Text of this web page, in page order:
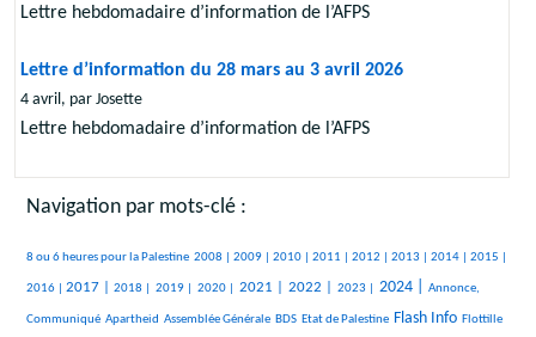
Lettre hebdomadaire d’information de l’AFPS
Lettre d’information du 28 mars au 3 avril 2026
4 avril, par Josette
Lettre hebdomadaire d’information de l’AFPS
Navigation par mots-clé :
434/2805
8 ou 6 heures pour la Palestine
61/2805 2008 |
119/2805 2009 |
87/2805 2010 |
373/2805 2011 |
387/2805 2012 |
179/2805 2013 |
92/2805 2014 |
148/2805 2015 |
437/2805
2016 |
718/2805
2017 |
179/2805 2018 |
146/2805 2019 |
115/2805 2020 |
925/2805 2021 |
954/2805 2022 |
466/2805 2023 |
1103/2805 2024 |
454/2805 Annonce,
Communiqué
26/2805 Apartheid
35/2805 Assemblée Générale
118/2805 BDS
40/2805 Etat de Palestine
1093/2805 Flash Info
39/2805 Flottille